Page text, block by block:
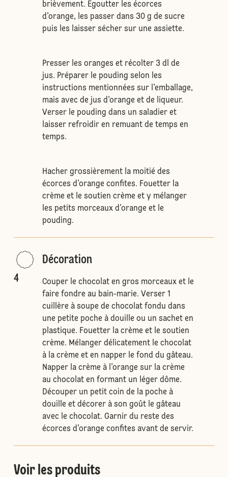
brièvement. Egoutter les écorces
d’orange, les passer dans 30 g de sucre
puis les laisser sécher sur une assiette.
Presser les oranges et récolter 3 dl de
jus. Préparer le pouding selon les
instructions mentionnées sur l’emballage,
mais avec de jus d’orange et de liqueur.
Verser le pouding dans un saladier et
laisser refroidir en remuant de temps en
temps.
Hacher grossièrement la moitié des
écorces d’orange confites. Fouetter la
crème et le soutien crème et y mélanger
les petits morceaux d’orange et le
pouding.
4
Décoration
Couper le chocolat en gros morceaux et le
faire fondre au bain-marie. Verser 1
cuillère à soupe de chocolat fondu dans
une petite poche à douille ou un sachet en
plastique. Fouetter la crème et le soutien
crème. Mélanger délicatement le chocolat
à la crème et en napper le fond du gâteau.
Napper la crème à l’orange sur la crème
au chocolat en formant un léger dôme.
Découper un petit coin de la poche à
douille et décorer à son goût le gâteau
avec le chocolat. Garnir du reste des
écorces d’orange confites avant de servir.
Voir les produits